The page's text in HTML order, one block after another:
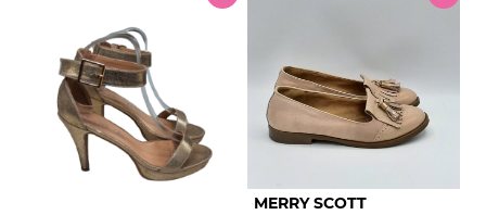
MERRY SCOTT